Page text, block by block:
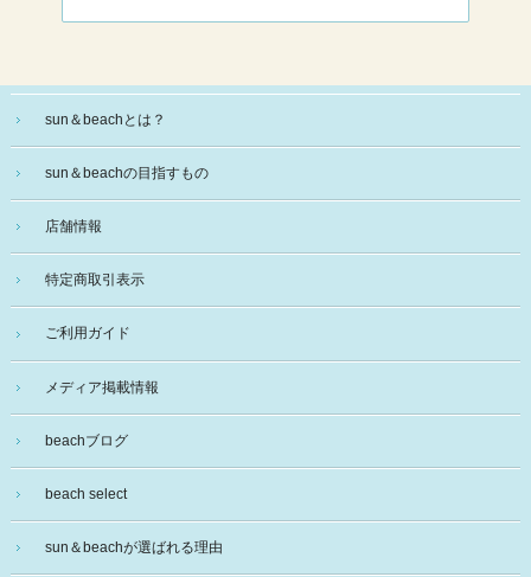
sun＆beachとは？
sun＆beachの目指すもの
店舗情報
特定商取引表示
ご利用ガイド
メディア掲載情報
beachブログ
beach select
sun＆beachが選ばれる理由